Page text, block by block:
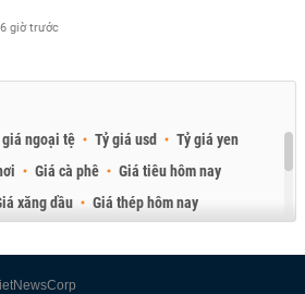
6 giờ trước
giá ngoại tệ Tỷ giá usd
Tỷ giá yen
Giá cà phê
Giá tiêu hôm nay
xăng dầu
Giá thép hôm nay